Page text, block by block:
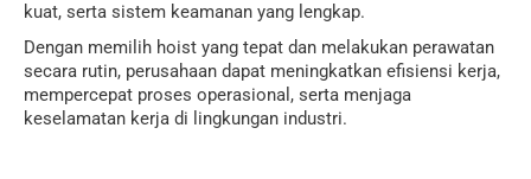
kuat, serta sistem keamanan yang lengkap.
Dengan memilih hoist yang tepat dan melakukan perawatan
secara rutin, perusahaan dapat meningkatkan efisiensi kerja,
mempercepat proses operasional, serta menjaga
keselamatan kerja di lingkungan industri.